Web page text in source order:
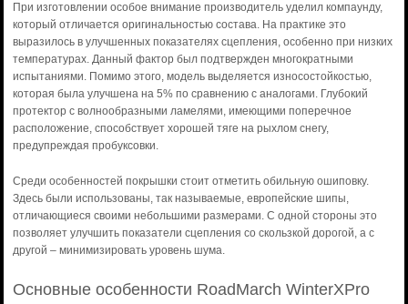
При изготовлении особое внимание производитель уделил компаунду,
который отличается оригинальностью состава. На практике это
выразилось в улучшенных показателях сцепления, особенно при низких
температурах. Данный фактор был подтвержден многократными
испытаниями. Помимо этого, модель выделяется износостойкостью,
которая была улучшена на 5% по сравнению с аналогами. Глубокий
протектор с волнообразными ламелями, имеющими поперечное
расположение, способствует хорошей тяге на рыхлом снегу,
предупреждая пробуксовки.
Среди особенностей покрышки стоит отметить обильную ошиповку.
Здесь были использованы, так называемые, европейские шипы,
отличающиеся своими небольшими размерами. С одной стороны это
позволяет улучшить показатели сцепления со скользкой дорогой, а с
другой – минимизировать уровень шума.
Основные особенности RoadMarch WinterXPro